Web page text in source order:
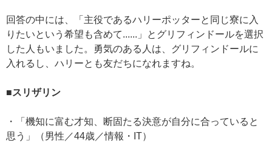
回答の中には、「主役であるハリーポッターと同じ寮に入
りたいという希望も含めて......」とグリフィンドールを選択
した人もいました。勇気のある人は、グリフィンドールに
入れるし、ハリーとも友だちになれますね。
■スリザリン
・「機知に富む才知、断固たる決意が自分に合っていると
思う」（男性／44歳／情報・IT）